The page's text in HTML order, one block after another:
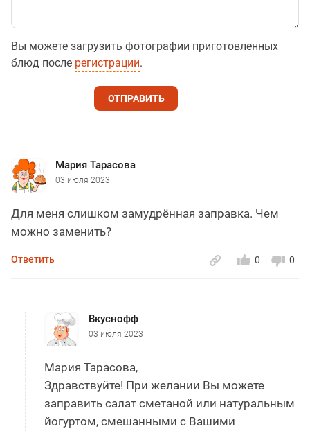
Вы можете загрузить фотографии приготовленных
блюд после регистрации.
ОТПРАВИТЬ
Мария Тарасова
03 июля 2023
Для меня слишком замудрённая заправка. Чем
можно заменить?
0
0
Ответить
Вкуснофф
03 июля 2023
Мария Тарасова,
Здравствуйте! При желании Вы можете
заправить салат сметаной или натуральным
йогуртом, смешанными с Вашими